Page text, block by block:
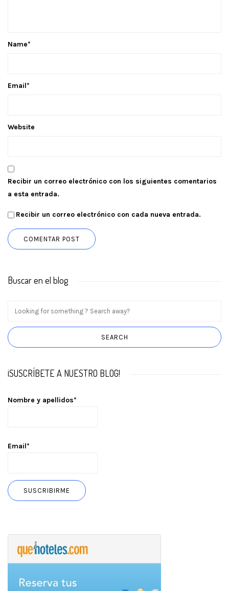
Name*
Email*
Website
Recibir un correo electrónico con los siguientes comentarios
a esta entrada.
Recibir un correo electrónico con cada nueva entrada.
Buscar en el blog
¡SUSCRÍBETE A NUESTRO BLOG!
Nombre y apellidos*
Email*